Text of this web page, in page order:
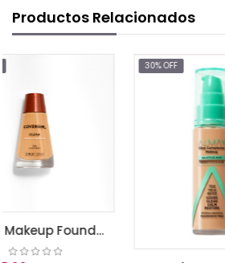
Productos Relacionados
Clean Makeup Foundation, Classic Beige